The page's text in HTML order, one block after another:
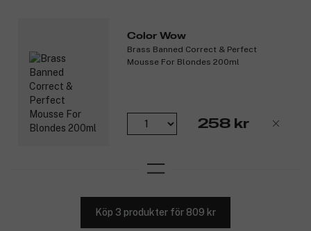
Color Wow
Brass Banned Correct & Perfect
Mousse For Blondes 200ml
258 kr
Köp 3 produkter för 809 kr